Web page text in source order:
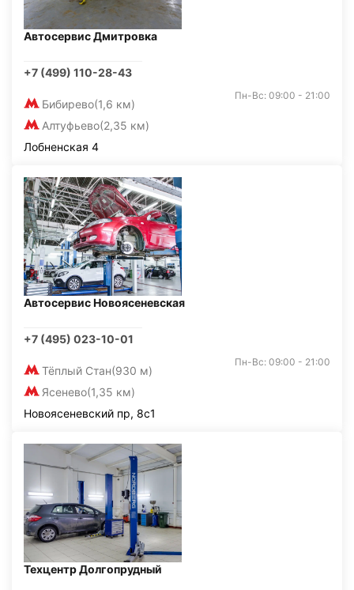
Автосервис Дмитровка
+7 (499) 110-28-43
Бибирево(1,6 км)
Алтуфьево(2,35 км)
Пн-Вс: 09:00 - 21:00
Лобненская 4
Автосервис Новоясеневская
+7 (495) 023-10-01
Тёплый Стан(930 м)
Ясенево(1,35 км)
Пн-Вс: 09:00 - 21:00
Новоясеневский пр, 8с1
Техцентр Долгопрудный